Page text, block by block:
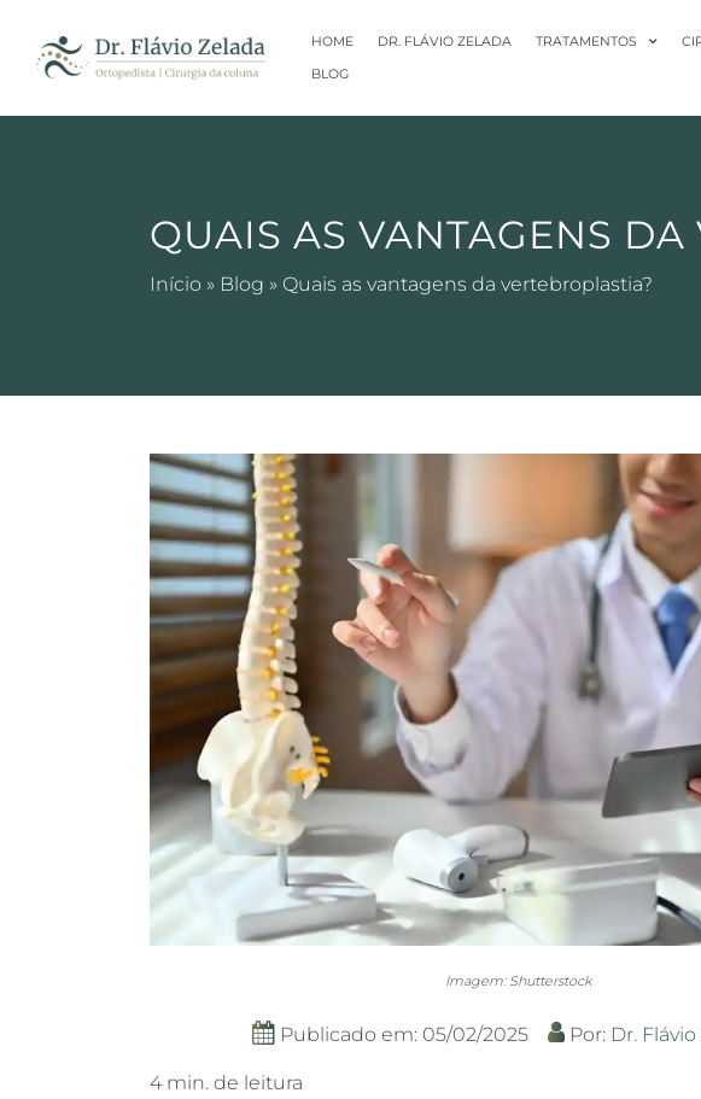
HOME DR. FLÁVIO ZELADA TRATAMENTOS
BLOG
QUAIS AS VANTAGENS DA
Início » Blog » Quais as vantagens da vertebroplastia?
Imagem: Shutterstock
Publicado em: 05/02/2025 Por: Dr.
4 min. de leitura